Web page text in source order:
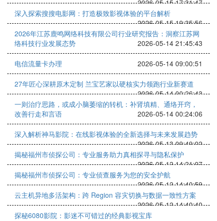
2026-05-15 17:31:47
深入探索搜搜电影网：打造极致影视体验的平台解析
2026-05-15 19:35:56
2026年江苏鹿鸣网络科技有限公司行业研究报告：洞察江苏网
络科技行业发展态势
2026-05-14 21:45:43
电信流量卡办理 2026-05-14 09:00:51
27年匠心深耕原木定制 兰宝艺家以硬核实力领跑行业新赛道
2026-05-14 00:26:43
一则治疗思路，或成小脑萎缩的转机：补肾填精、通络开窍，
改善行走和言语
2026-05-14 00:24:06
深入解析神马影院：在线影视体验的全新选择与未来发展趋势
2026-05-13 09:49:02
揭秘福州市侦探公司：专业服务助力真相探寻与隐私保护
2026-05-12 14:21:07
揭秘福州市侦探公司：专业侦查服务为您的安全护航
2026-05-12 14:40:59
云主机异地多活架构：跨 Region 容灾切换与数据一致性方案
2026-05-12 14:40:40
探秘6080影院：影迷不可错过的经典影视宝库